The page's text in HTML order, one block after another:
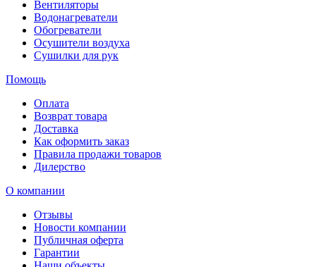
Вентиляторы
Водонагреватели
Обогреватели
Осушители воздуха
Сушилки для рук
Помощь
Оплата
Возврат товара
Доставка
Как оформить заказ
Правила продажи товаров
Дилерство
О компании
Отзывы
Новости компании
Публичная оферта
Гарантии